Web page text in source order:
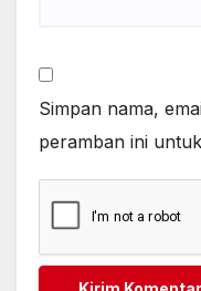
Simpan nama,
peramban ini